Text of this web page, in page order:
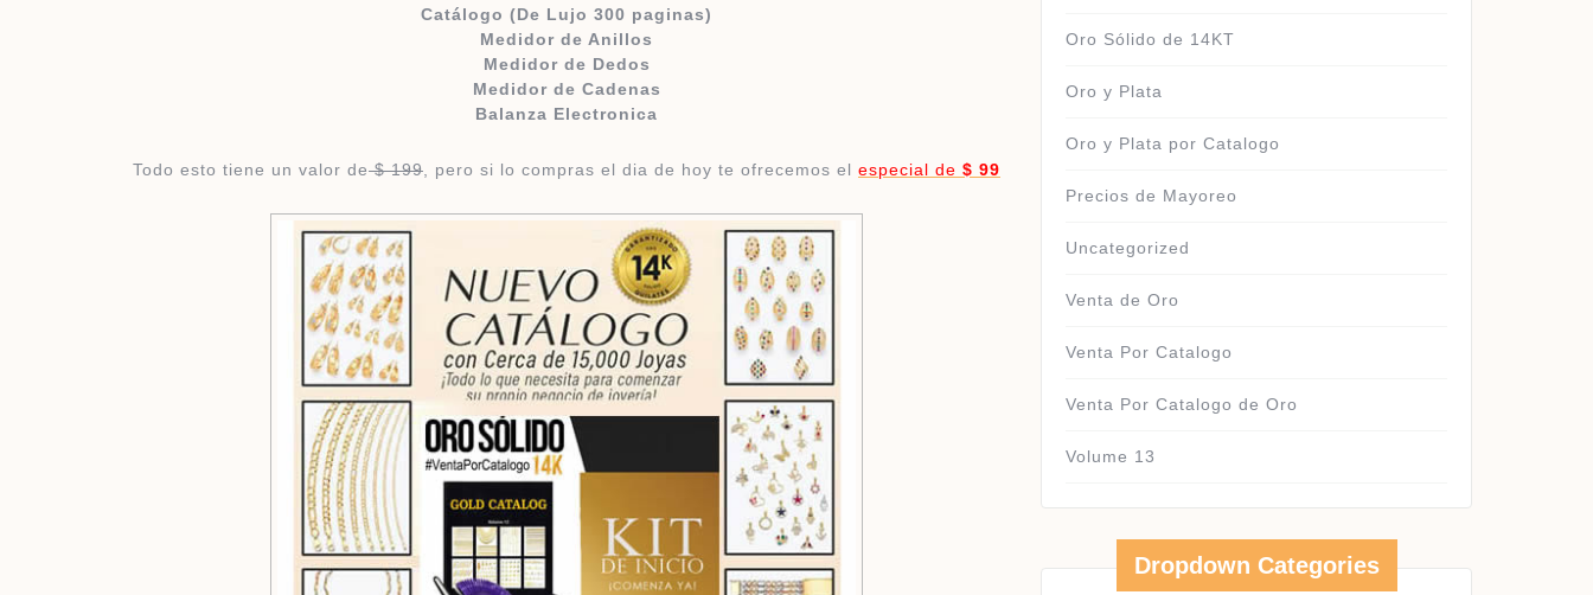
Catálogo (De Lujo 300 paginas)
Medidor de Anillos
Medidor de Dedos
Medidor de Cadenas
Balanza Electronica
Todo esto tiene un valor de$ 199 , pero si lo compras el dia de hoy te ofrecemos el especial de $ 99
Oro Sólido de 14KT
Oro y Plata
Oro y Plata por Catalogo
Precios de Mayoreo
Uncategorized
Venta de Oro
Venta Por Catalogo
Venta Por Catalogo de Oro
Volume 13
Dropdown Categories